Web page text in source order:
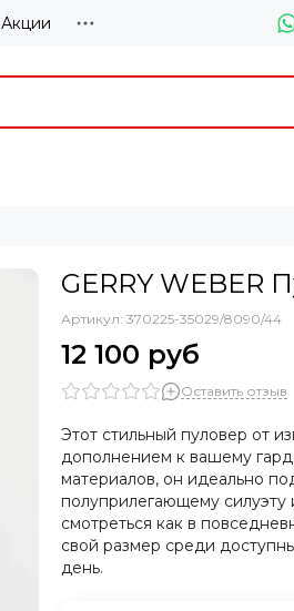
Акции
GERRY WEBER
Артикул: 370225-35029/8090/44
12 100 руб
Оставить отзыв
Этот стильный пуловер от
дополнением к вашему
материалов, он идеально
полуприлегающему
смотреться как в
свой размер среди
день.